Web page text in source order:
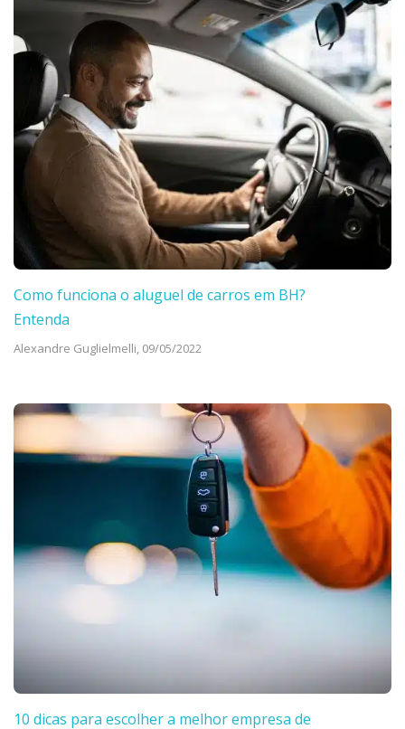
Como funciona o aluguel de carros em BH?
Entenda
Alexandre Guglielmelli, 09/05/2022
10 dicas para escolher a melhor empresa de